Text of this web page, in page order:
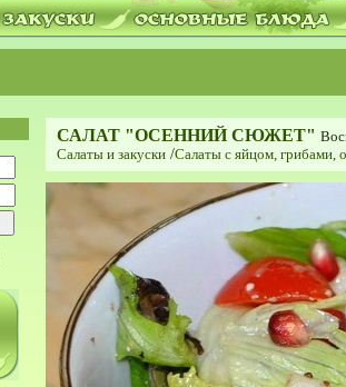
САЛАТ "ОСЕННИЙ СЮЖЕТ"
Салаты и закуски/Салаты с яйцом, грибами,